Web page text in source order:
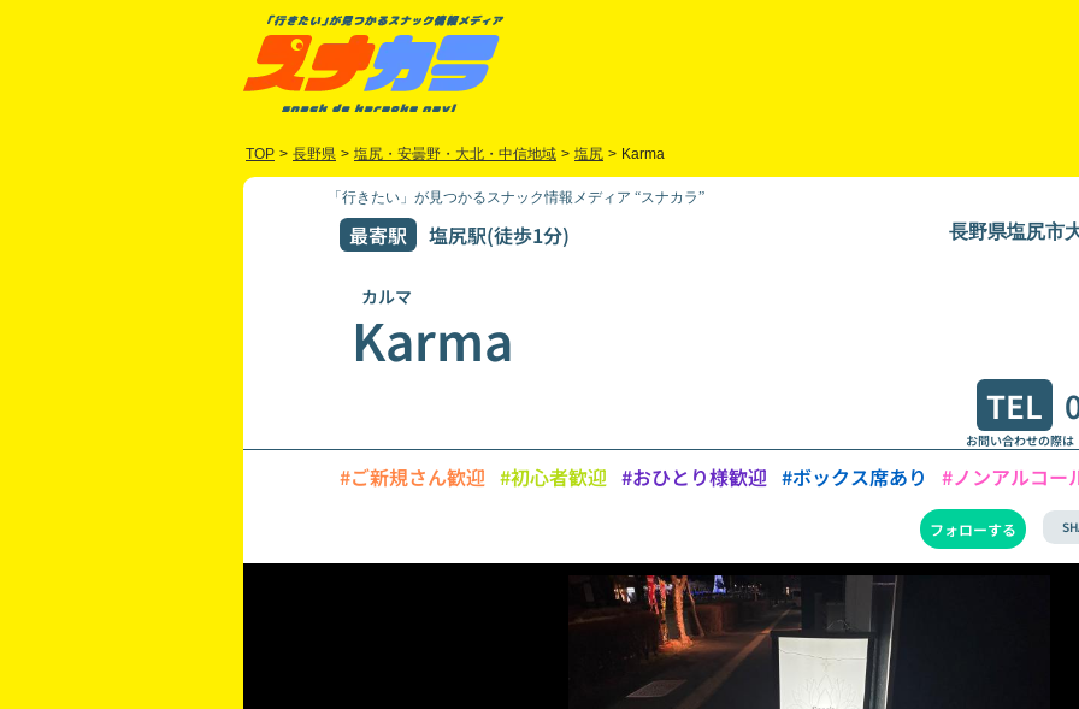
TOP > 長野県 > 塩尻・安曇野・大北・中信地域 > 塩尻 > Karma
「行きたい」が見つかるスナック情報メディア “スナカラ”
最寄駅 塩尻駅(徒歩1分) 長野県塩尻市
カルマ
Karma
TEL
お問い合わせの際
#ご新規さん歓迎 #初心者歓迎 #おひとり様歓迎 #ボックス席あり #ノンアルコー
フォローする